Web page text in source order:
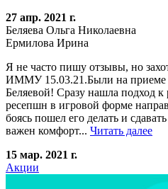
27 апр. 2021 г.
Беляева Ольга Николаевна
Ермилова Ирина
Я не часто пишу отзывы, но
ИММУ 15.03.21.Были на приеме
Беляевой! Сразу нашла подход к
ресепшн в игровой форме
боясь пошел его делать и
важен комфорт... Читать далее
15 мар. 2021 г.
Акции